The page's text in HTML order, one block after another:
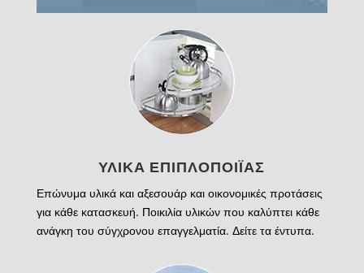
ΥΛΙΚΑ ΕΠΙΠΛΟΠΟΙΪΑΣ
Επώνυμα υλικά και αξεσουάρ και οικονομικές προτάσεις
για κάθε κατασκευή. Ποικιλία υλικών που καλύπτει κάθε
ανάγκη του σύγχρονου επαγγελματία. Δείτε τα έντυπα.